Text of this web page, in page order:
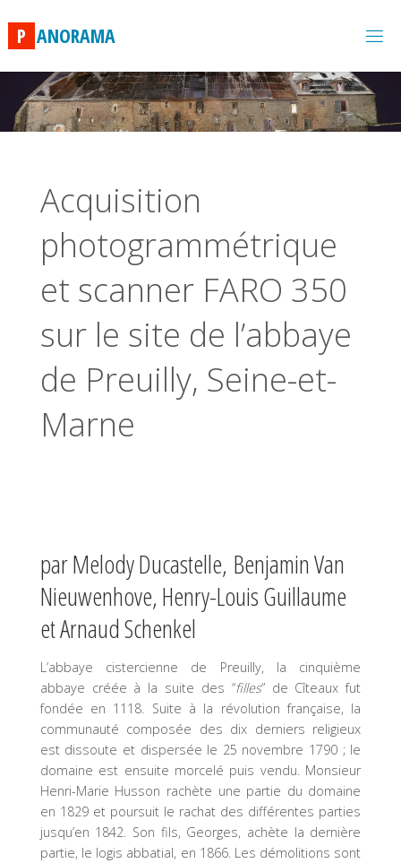
content
P ANORAMA
Acquisition
photogrammétrique
et scanner FARO 350
sur le site de l’abbaye
de Preuilly, Seine-et-
Marne
par Melody Ducastelle, Benjamin Van
Nieuwenhove, Henry-Louis Guillaume
et Arnaud Schenkel
L’abbaye cistercienne de Preuilly, la cinquième
abbaye créée à la suite des “filles” de Cîteaux fut
fondée en 1118. Suite à la révolution française, la
communauté composée des dix derniers religieux
est dissoute et dispersée le 25 novembre 1790 ; le
domaine est ensuite morcelé puis vendu. Monsieur
Henri-Marie Husson rachète une partie du domaine
en 1829 et poursuit le rachat des différentes parties
jusqu’en 1842. Son fils, Georges, achète la dernière
partie, le logis abbatial, en 1866. Les démolitions sont